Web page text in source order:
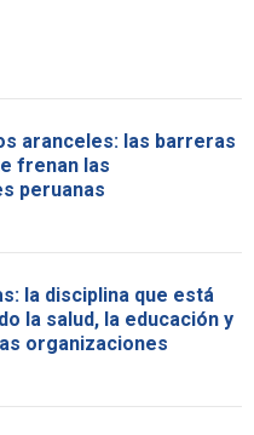
aranceles: las barreras
frenan las
peruanas
la disciplina que está
la salud, la educación y
organizaciones